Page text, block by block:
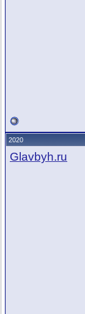
2020
Glavbyh.ru